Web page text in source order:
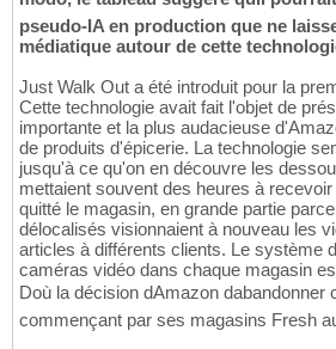
pseudo-IA en production que ne
médiatique autour de cette
Just Walk Out a été introduit pour la
Cette technologie avait fait l'objet de
importante et la plus audacieuse
de produits d'épicerie. La technologie
jusqu'à ce qu'on en découvre les
mettaient souvent des heures à
quitté le magasin, en grande partie
délocalisés visionnaient à nouveau les
articles à différents clients. Le système
caméras vidéo dans chaque magasin
Doù la décision dAmazon
commençant par ses magasins Fresh